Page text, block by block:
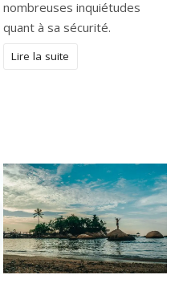
nombreuses inquiétudes
quant à sa sécurité.
Lire la suite